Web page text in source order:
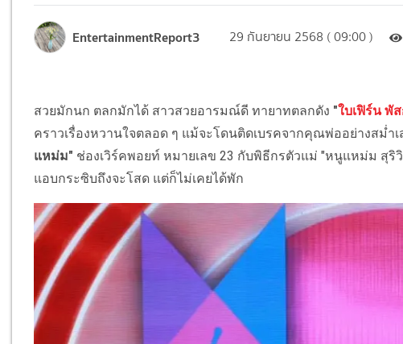
EntertainmentReport3 29 กันยายน 2568 ( 09:00 )
สวยมักนก ตลกมักได้ สาวสวยอารมณ์ดี ทายาทตลกดัง "ใบเฟิร์น พั
คราวเรื่องหวานใจตลอด ๆ แม้จะโดนติดเบรคจากคุณพ่ออย่างสม่ำเ
แหม่ม" ช่องเวิร์คพอยท์ หมายเลข 23 กับพิธีกรตัวแม่ "หนูแหม่ม สุ
แอบกระซิบถึงจะโสด แต่ก็ไม่เคยได้พัก